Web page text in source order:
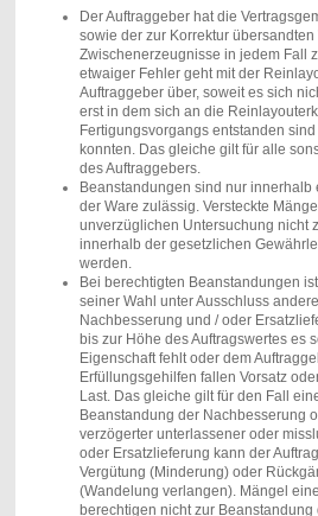
Der Auftraggeber hat die
sowie der zur Korrektur übersandten
Zwischenerzeugnisse in jedem Fall
etwaiger Fehler geht mit der
Auftraggeber über, soweit es sich
erst in dem sich an die
Fertigungsvorgangs entstanden
konnten. Das gleiche gilt für alle
des Auftraggebers.
Beanstandungen sind nur innerhalb
der Ware zulässig. Versteckte
unverzüglichen Untersuchung nicht
innerhalb der gesetzlichen
werden.
Bei berechtigten Beanstandungen
seiner Wahl unter Ausschluss
Nachbesserung und / oder
bis zur Höhe des Auftragswertes es
Eigenschaft fehlt oder dem
Erfüllungsgehilfen fallen Vorsatz
Last. Das gleiche gilt für den Fall
Beanstandung der Nachbesserung
verzögerter unterlassener oder
oder Ersatzlieferung kann der
Vergütung (Minderung) oder
(Wandelung verlangen). Mängel
berechtigen nicht zur